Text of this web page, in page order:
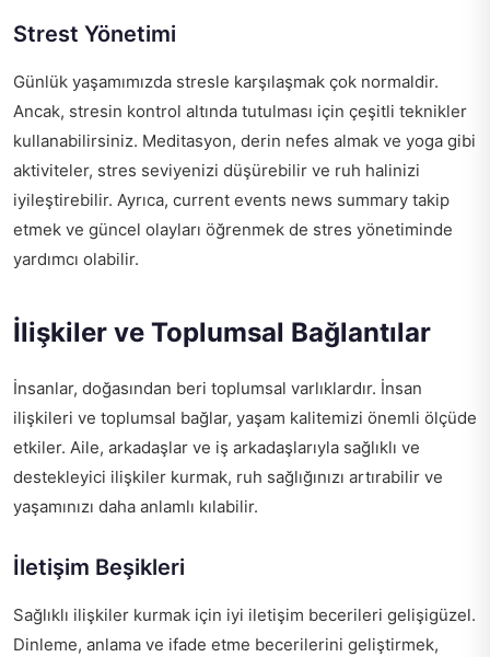
Strest Yönetimi
Günlük yaşamımızda stresle karşılaşmak çok normaldir.
Ancak, stresin kontrol altında tutulması için çeşitli teknikler
kullanabilirsiniz. Meditasyon, derin nefes almak ve yoga gibi
aktiviteler, stres seviyenizi düşürebilir ve ruh halinizi
iyileştirebilir. Ayrıca, current events news summary takip
etmek ve güncel olayları öğrenmek de stres yönetiminde
yardımcı olabilir.
İlişkiler ve Toplumsal Bağlantılar
İnsanlar, doğasından beri toplumsal varlıklardır. İnsan
ilişkileri ve toplumsal bağlar, yaşam kalitemizi önemli ölçüde
etkiler. Aile, arkadaşlar ve iş arkadaşlarıyla sağlıklı ve
destekleyici ilişkiler kurmak, ruh sağlığınızı artırabilir ve
yaşamınızı daha anlamlı kılabilir.
İletişim Beşikleri
Sağlıklı ilişkiler kurmak için iyi iletişim becerileri gelişigüzel.
Dinleme, anlama ve ifade etme becerilerini geliştirmek,